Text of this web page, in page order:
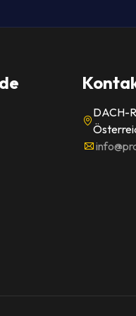
DACH-